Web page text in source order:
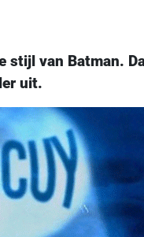
stijl van Batman.
uit.